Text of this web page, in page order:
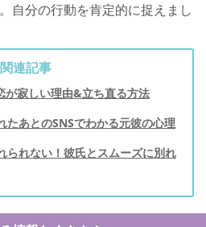
自分の行動を肯定的に捉えまし
関連記事
が寂しい理由&立ち直る方法
たあとのSNSでわかる元彼の心理
られない！彼氏とスムーズに別れ